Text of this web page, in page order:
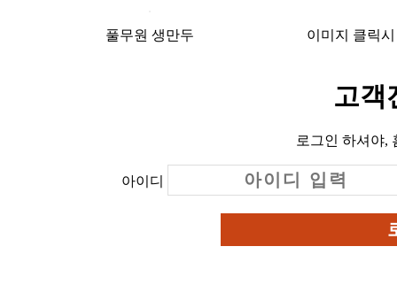
풀무원 생만두 이미지 클릭
고객
로그인 하셔야,
아이디